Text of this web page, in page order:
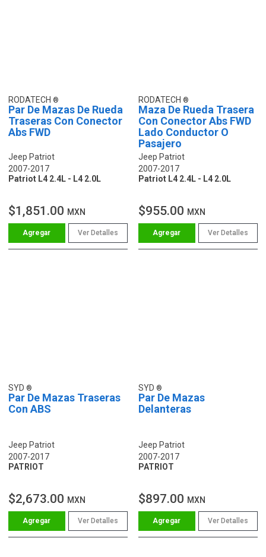
RODATECH
Par De Mazas De Rueda
Traseras Con Conector
Abs FWD
Jeep Patriot
2007-2017
Patriot L4 2.4L - L4 2.0L
$1,851.00 MXN
Ver Detalles
RODATECH
Maza De Rueda Trasera
Con Conector Abs FWD
Lado Conductor O
Pasajero
Jeep Patriot
2007-2017
Patriot L4 2.4L - L4 2.0L
$955.00 MXN
Ver Detalles
SYD
Par De Mazas Traseras
Con ABS
Jeep Patriot
2007-2017
PATRIOT
$2,673.00 MXN
Ver Detalles
SYD
Par De Mazas
Delanteras
Jeep Patriot
2007-2017
PATRIOT
$897.00 MXN
Ver Detalles